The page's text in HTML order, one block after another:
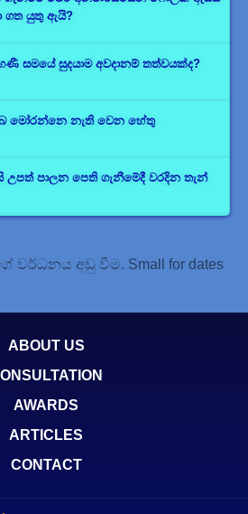
ගත යුතු ඇයි?
සමයේ සුදයාම අවදානම් තත්වයක්ද?
මෝරන්නෙ නැති වෙන හේතු
උපත් පාලන පෙති ගැනීමේදී වරදින තැන්
වර්ධනය අඩු වීම. Small for dates
ABOUT US
AWARDS
ARTICLES
CONTACT